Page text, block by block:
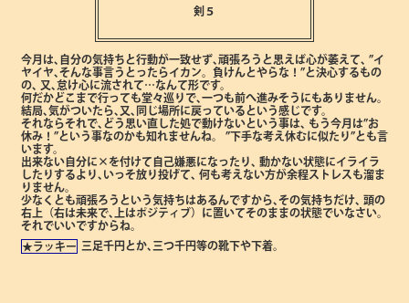
剣５
今月は､自分の気持ちと行動が一致せず､頑張ろうと思えば心が萎えて､ ”イ
ヤイヤ､そんな事言うとったらイカン。負けんとやらな！”と決心するもの
の､
又､怠け心に流されて…なんて形です。
何だかどこまで行っても堂々巡りで､一つも前へ進みそうにもありません。
結局､気がついたら､又､同じ場所に戻っているという感じです。
それならそれで､どう思い直した処で動けないという事は､
もう今月は”お
休み！”という事なのかも知れませんね。
”下手な考え休むに似たり”とも言
います。
出来ない自分に×を付けて自己嫌悪になったり､ 動かない状態にイライラ
したりするより､いっそ放り投げて､ 何も考えない方が余程ストレスも溜ま
りません。
少なくとも頑張ろうという気持ちはあるんですから､その気持ちだけ､ 頭の
右上（右は未来で､上はポジティブ）に置いてそのままの状態でいなさい。
それでいいですからね。
★ラッキー 三足千円とか､三つ千円等の靴下や下着。